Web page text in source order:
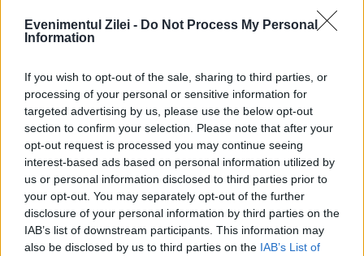
Evenimentul Zilei - Do Not Process My Personal
Information
If you wish to opt-out of the sale, sharing to third parties, or
processing of your personal or sensitive information for
targeted advertising by us, please use the below opt-out
section to confirm your selection. Please note that after your
opt-out request is processed you may continue seeing
interest-based ads based on personal information utilized by
us or personal information disclosed to third parties prior to
your opt-out. You may separately opt-out of the further
disclosure of your personal information by third parties on the
IAB’s list of downstream participants. This information may
also be disclosed by us to third parties on the IAB’s List of
Planul AUR pentru debarcarea președintelui.
George Simion susține că a demarat
suspendarea lui Nicușor Dan